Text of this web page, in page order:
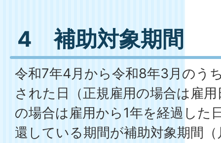
4 補助対象期間
令和7年4月から令和8年3月のう
された日（正規雇用の場合は雇
の場合は雇用から1年を経過した
還している期間が補助対象期間